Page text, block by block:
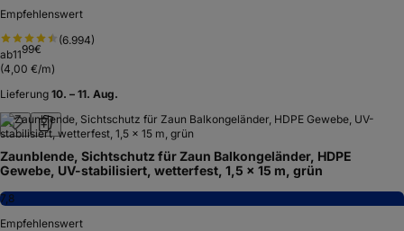
Empfehlenswert
(6.994)
ab1199€
(4,00 €/m)
Lieferung 10. – 11. Aug.
Zaunblende, Sichtschutz für Zaun Balkongeländer, HDPE
Gewebe, UV-stabilisiert, wetterfest, 1,5 x 15 m, grün
7,8
Empfehlenswert